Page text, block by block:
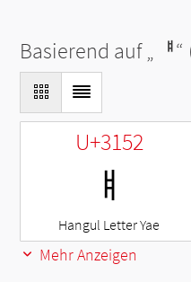
Basierend auf „ ᅤ
U+3152
ㅒ
Hangul Letter Yae
Mehr Anzeigen